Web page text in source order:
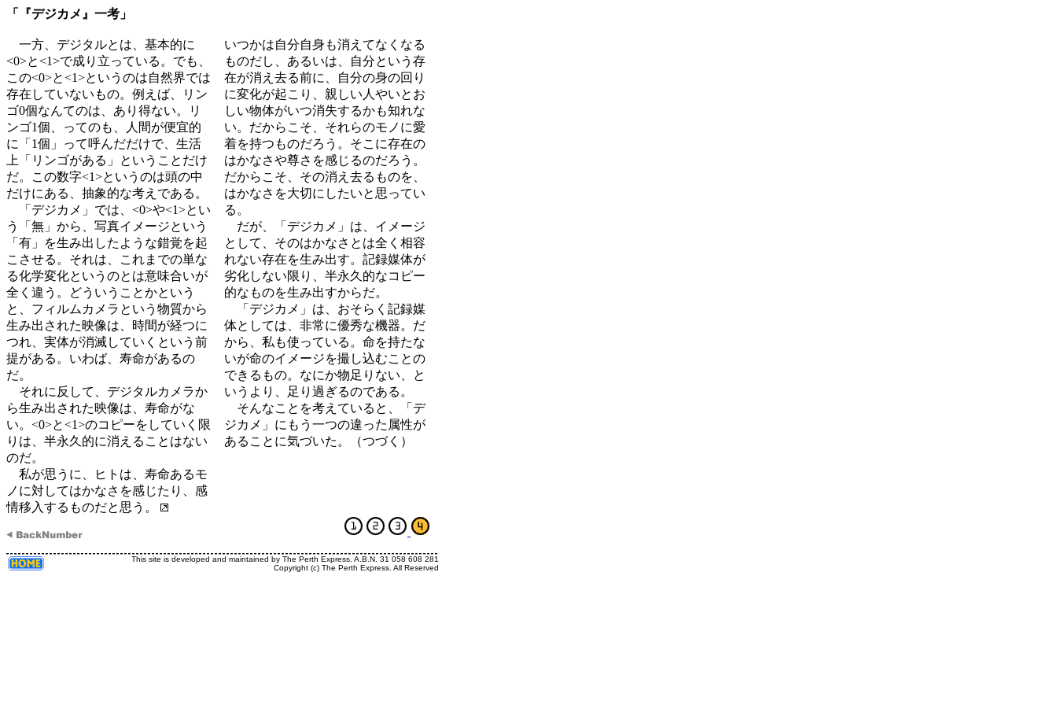
「『デジカメ』一考」
一方、デジタルとは、基本的に
<0>と<1>で成り立っている。でも、
この<0>と<1>というのは自然界では
存在していないもの。例えば、リン
ゴ0個なんてのは、あり得ない。リ
ンゴ1個、ってのも、人間が便宜的
に「1個」って呼んだだけで、生活
上「リンゴがある」ということだけ
だ。この数字<1>というのは頭の中
だけにある、抽象的な考えである。
「デジカメ」では、<0>や<1>とい
う「無」から、写真イメージという
「有」を生み出したような錯覚を起
こさせる。それは、これまでの単な
る化学変化というのとは意味合いが
全く違う。どういうことかという
と、フィルムカメラという物質から
生み出された映像は、時間が経つに
つれ、実体が消滅していくという前
提がある。いわば、寿命があるの
だ。
それに反して、デジタルカメラか
ら生み出された映像は、寿命がな
い。<0>と<1>のコピーをしていく限
りは、半永久的に消えることはない
のだ。
私が思うに、ヒトは、寿命あるモ
ノに対してはかなさを感じたり、感
情移入するものだと思う。
いつかは自分自身も消えてなくなる
ものだし、あるいは、自分という存
在が消え去る前に、自分の身の回り
に変化が起こり、親しい人やいとお
しい物体がいつ消失するかも知れな
い。だからこそ、それらのモノに愛
着を持つものだろう。そこに存在の
はかなさや尊さを感じるのだろう。
だからこそ、その消え去るものを、
はかなさを大切にしたいと思ってい
る。
だが、「デジカメ」は、イメージ
として、そのはかなさとは全く相容
れない存在を生み出す。記録媒体が
劣化しない限り、半永久的なコピー
的なものを生み出すからだ。
「デジカメ」は、おそらく記録媒
体としては、非常に優秀な機器。だ
から、私も使っている。命を持たな
いが命のイメージを撮し込むことの
できるもの。なにか物足りない、と
いうより、足り過ぎるのである。
そんなことを考えていると、「デ
ジカメ」にもう一つの違った属性が
あることに気づいた。（つづく）
This site is developed and maintained by The Perth Express. A.B.N. 31 058 608 281
Copyright (c) The Perth Express. All Reserved